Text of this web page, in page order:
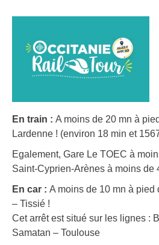
En train : A moins de 20 mn à
Lardenne ! (environ 18 min et
Egalement, Gare Le TOEC à
Saint-Cyprien-Arènes à moins de
En car : A moins de 10 mn à pied
– Tissié !
Cet arrêt est situé sur les lignes :
Samatan – Toulouse